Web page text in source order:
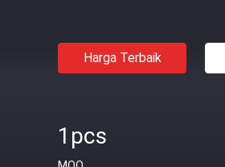
Harga Terbaik
1pcs